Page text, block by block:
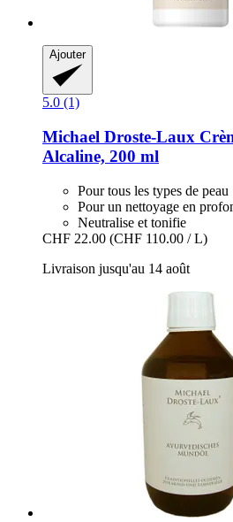
Ajouter
5.0 (1)
Michael Droste-Laux
Alcaline, 200 ml
Pour tous les types de peau
Pour un nettoyage en
Neutralise et tonifie
CHF 22.00 (CHF 110.00 / L)
Livraison jusqu'au 14 août